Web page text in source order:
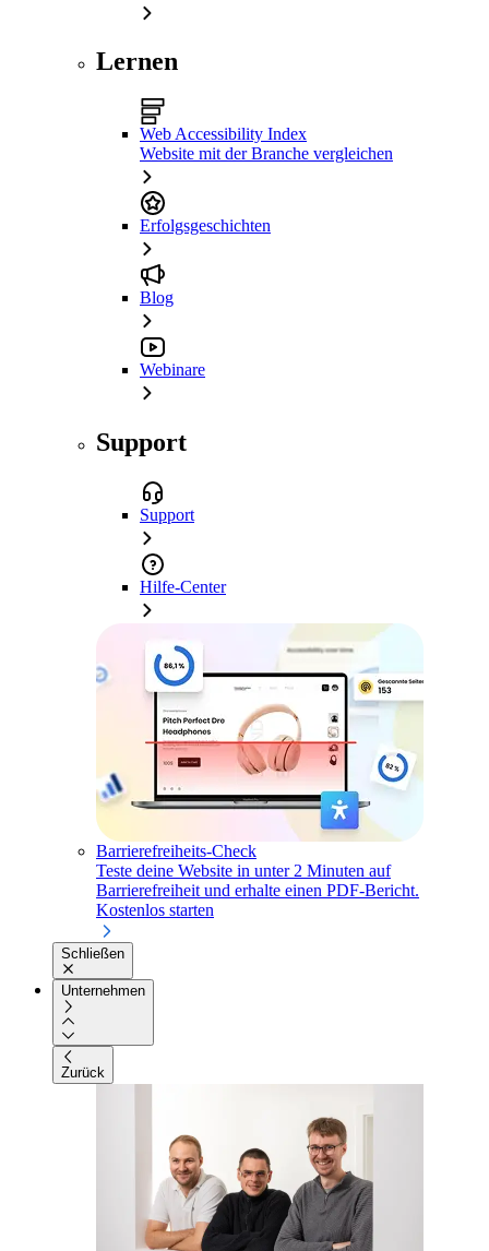
Lernen
Web Accessibility Index
Website mit der Branche vergleichen
Erfolgsgeschichten
Blog
Webinare
Support
Support
Hilfe-Center
Barrierefreiheits-Check
Teste deine Website in unter 2 Minuten auf
Barrierefreiheit und erhalte einen PDF-Bericht.
Kostenlos starten
Schließen
Unternehmen
Zurück